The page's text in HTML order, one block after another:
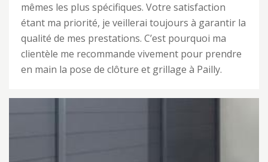
mêmes les plus spécifiques. Votre satisfaction
étant ma priorité, je veillerai toujours à garantir la
qualité de mes prestations. C’est pourquoi ma
clientèle me recommande vivement pour prendre
en main la pose de clôture et grillage à Pailly.